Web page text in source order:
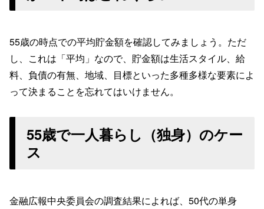
55歳の時点での平均貯金額を確認してみましょう。ただ
し、これは「平均」なので、貯金額は生活スタイル、給
料、負債の有無、地域、目標といった多種多様な要素によ
って決まることを忘れてはいけません。
55歳で一人暮らし（独身）のケー
ス
金融広報中央委員会の調査結果によれば、50代の単身